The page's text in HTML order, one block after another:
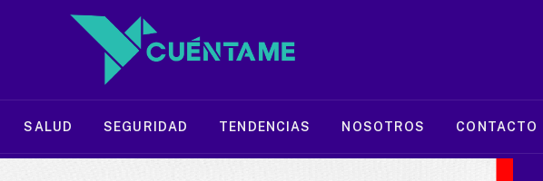
SALUD SEGURIDAD TENDENCIAS NOSOTROS CONTACTO